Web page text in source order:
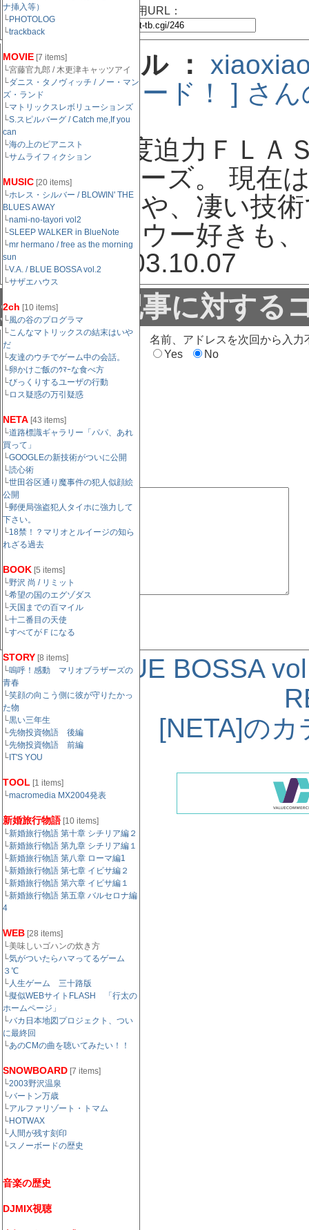
ナ挿入等）
└PHOTOLOG
└trackback
MOVIE [7 items]
└宮藤官九郎 / 木更津キャッツアイ
└ダニス・タノヴィッチ / ノー・マン
ズ・ランド
└マトリックスレボリューションズ
└S.スピルバーグ / Catch me,If you
can
└海の上のピアニスト
└サムライフィクション
MUSIC [20 items]
└ホレス・シルバー / BLOWIN' THE
BLUES AWAY
└nami-no-tayori vol2
└SLEEP WALKER in BlueNote
└mr hermano / free as the morning
sun
└V.A. / BLUE BOSSA vol.2
└サザエハウス
2ch [10 items]
└風の谷のプログラマ
└こんなマトリックスの結末はいや
だ
└友達のウチでゲーム中の会話。
└卵かけご飯のｳﾏｰな食べ方
└びっくりするユーザの行動
└ロス疑惑の万引疑惑
NETA [43 items]
└道路標識ギャラリー「パパ、あれ
買って」
└GOOGLEの新技術がついに公開
└読心術
└世田谷区通り魔事件の犯人似顔絵
公開
└郵便局強盗犯人タイホに強力して
下さい。
└18禁！？マリオとルイージの知ら
れざる過去
BOOK [5 items]
└野沢 尚 / リミット
└希望の国のエグゾダス
└天国までの百マイル
└十二番目の天使
└すべてがＦになる
STORY [8 items]
└嗚呼！感動 マリオブラザーズの
青春
└笑顔の向こう側に彼が守りたかっ
た物
└黒い三年生
└先物投資物語 後編
└先物投資物語 前編
└ IT'S YOU
TOOL [1 items]
└macromedia MX2004発表
新婚旅行物語 [10 items]
└新婚旅行物語 第十章 シチリア編２
└新婚旅行物語 第九章 シチリア編１
└新婚旅行物語 第八章 ローマ編1
└新婚旅行物語 第七章 イビサ編２
└新婚旅行物語 第六章 イビサ編１
└新婚旅行物語 第五章 バルセロナ編
4
WEB [28 items]
└美味しいゴハンの炊き方
└気がついたらハマってるゲーム
３℃
└人生ゲーム 三十路版
└擬似WEBサイトFLASH 「行太の
ホームページ」
└バカ日本地図プロジェクト、つい
に最終回
└あのCMの曲を聴いてみたい！！
SNOWBOARD [7 items]
└2003野沢温泉
└バートン万歳
└アルファリゾート・トマム
└HOTWAX
└人間が残す刻印
└スノーボードの歴史
音楽の歴史
DJMIX視聴
この記事のトラックバック用URL：
記事タイトル ：
クロスブリード！ ] さ
概要 ： 超度迫力ＦＬＡ
ＩＡＯシリーズ。 現在
ス。いやはや、凄い技
も、ジョンウー好きも
日付 ：2003.10.07
是非この記事に対する
名前（必須）：
メールアドレス（任
意）：
URL（任意）：
名前、アドレスを次回から入力
Yes
No
コメント欄:
« V.A. / BLUE BOSSA
[NETA]の